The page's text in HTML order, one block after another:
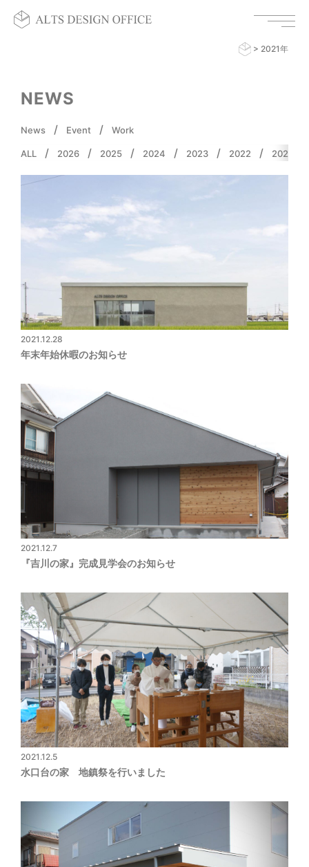
> 2021年
NEWS
News Event Work
ALL 2026 2025 2024 2023 2022 2021
2021.12.28
年末年始休暇のお知らせ
2021.12.7
『吉川の家』完成見学会のお知らせ
2021.12.5
水口台の家 地鎮祭を行いました